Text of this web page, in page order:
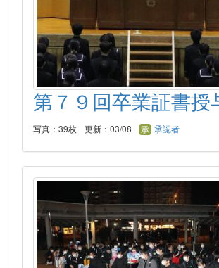
第７９回卒業証書授
写真：39枚 更新：03/08 承認者